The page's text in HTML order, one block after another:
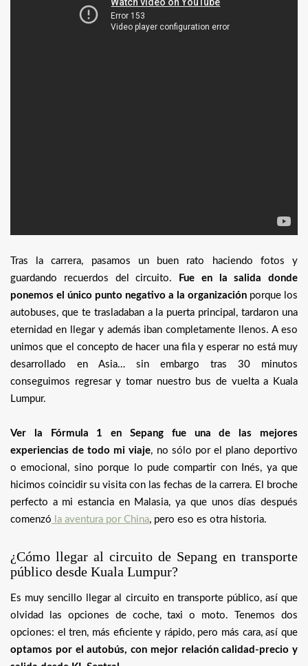
Tras la carrera, pasamos un buen rato haciendo fotos y
guardando recuerdos del circuito.
Fue en la salida donde
ponemos el único punto negativo a la organización porque los
autobuses, que te trasladaban a la puerta principal, tardaron una
eternidad en llegar y además iban completamente llenos. A eso
unimos que el concepto de hacer una fila y esperar no está muy
desarrollado en Asia… sin embargo tras 30 minutos
conseguimos regresar y tomar nuestro bus de vuelta a Kuala
Lumpur.
Ver la Fórmula 1 en Sepang fue una de las mejores
experiencias de todo mi viaje, no sólo por el plano deportivo
o emocional, sino porque lo pude compartir con Inés, ya que
hicimos coincidir su visita con las fechas de la carrera. El broche
perfecto a mi estancia en Malasia, ya que unos días después
comenzó la aventura por China, pero eso es otra historia.
¿Cómo llegar al circuito de Sepang en transporte
público desde Kuala Lumpur?
Es muy sencillo llegar al circuito en transporte público, así que
olvidad las opciones de coche, taxi o moto. Tenemos dos
opciones: el tren, más eficiente y rápido, pero más cara, así que
optamos por el autobús, con mejor relación calidad-precio y